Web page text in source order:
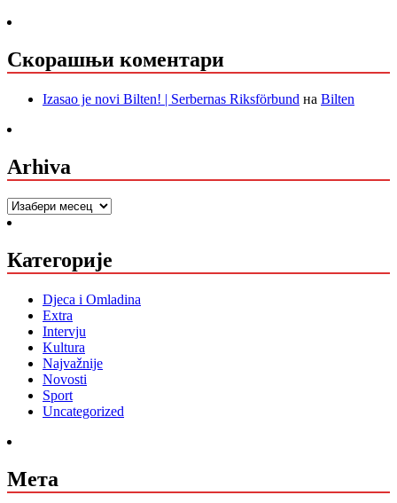
Скорашњи коментари
Izasao je novi Bilten! | Serbernas Riksförbund на Bilten
Arhiva
Arhiva
Категорије
Djeca i Omladina
Extra
Intervju
Kultura
Najvažnije
Novosti
Sport
Uncategorized
Мета